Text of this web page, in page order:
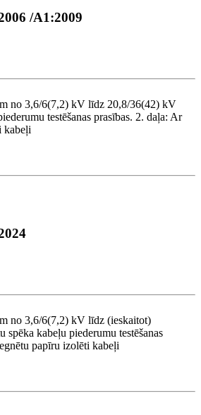
/A1:2009
no 3,6/6(7,2) kV līdz 20,8/36(42) kV
testēšanas prasības. 2. daļa: Ar
kabeļi
no 3,6/6(7,2) kV līdz (ieskaitot)
spēka kabeļu piederumu testēšanas
papīru izolēti kabeļi